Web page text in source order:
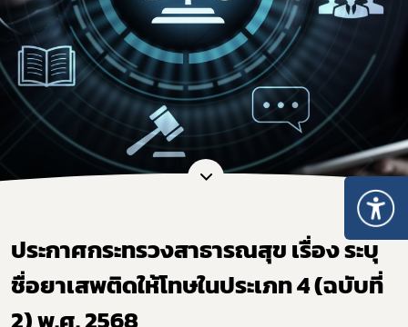
ประกาศกระทรวงสาธารณสุข เรื่อง ระบุ
ชื่อยาเสพติดให้โทษในประเภท 4 (ฉบับที่